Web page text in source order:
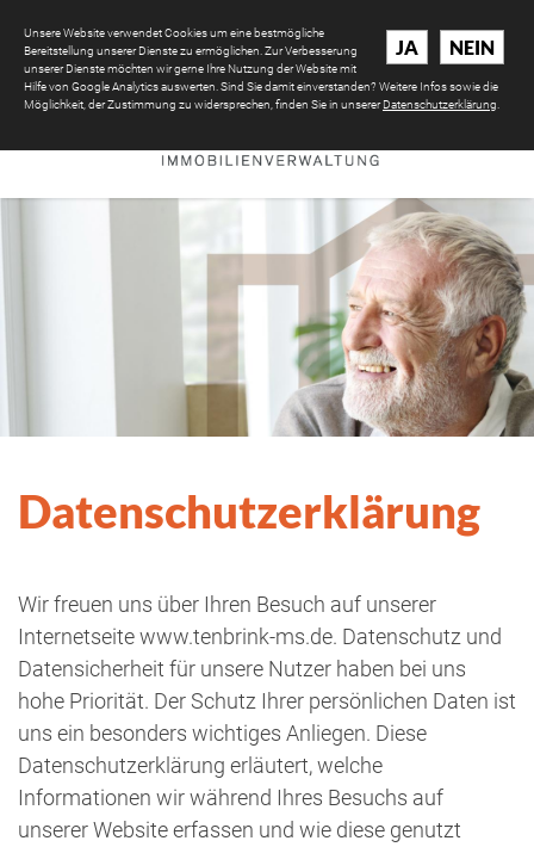
Datenschutzerklärung
Wir freuen uns über Ihren Besuch auf unserer
Internetseite www.tenbrink-ms.de. Datenschutz und
Datensicherheit für unsere Nutzer haben bei uns
hohe Priorität. Der Schutz Ihrer persönlichen Daten ist
uns ein besonders wichtiges Anliegen. Diese
Datenschutzerklärung erläutert, welche
Informationen wir während Ihres Besuchs auf
unserer Website erfassen und wie diese genutzt
NEIN
JA
Unsere Website verwendet Cookies um eine bestmögliche
Bereitstellung unserer Dienste zu ermöglichen. Zur Verbesserung
unserer Dienste möchten wir gerne Ihre Nutzung der Website mit
Hilfe von Google Analytics auswerten. Sind Sie damit einverstanden? Weitere Infos sowie die
Möglichkeit, der Zustimmung zu widersprechen, finden Sie in unsererDatenschutzerklärung